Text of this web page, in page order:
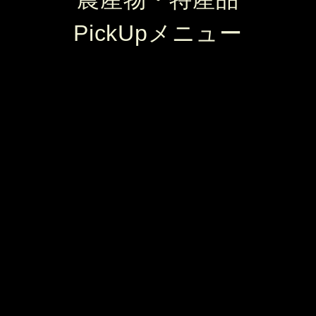
PickUpメニュー